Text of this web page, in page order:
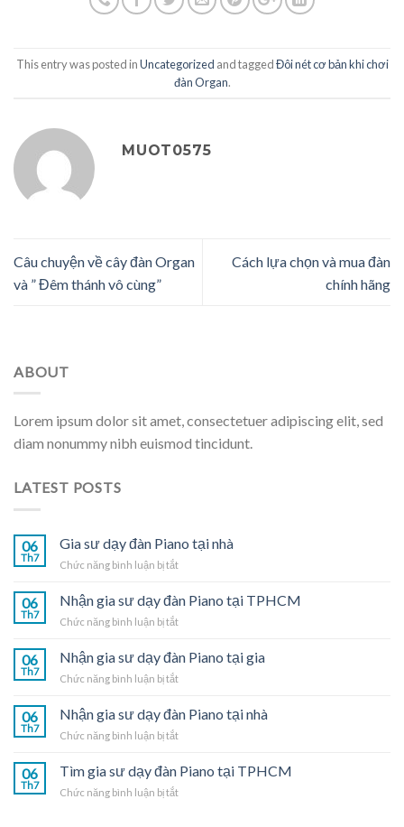
This entry was posted inUncategorized and taggedĐôi nét cơ bản khi chơi
đàn Organ.
MUOT0575
Câu chuyện về cây đàn Organ
và ” Đêm thánh vô cùng”
Cách lựa chọn và mua đàn
chính hãng
ABOUT
Lorem ipsum dolor sit amet, consectetuer adipiscing elit, sed
diam nonummy nibh euismod tincidunt.
LATEST POSTS
06
Th7
Gia sư dạy đàn Piano tại nhà
Chức năng bình luận bị tắtở
dạy
đàn
tại
06
Th7
Nhận gia sư dạy đàn Piano tại TPHCM
Chức năng bình luận bị tắtở
gia
sư
dạy
Piano
TPHCM
06
Th7
Nhận gia sư dạy đàn Piano tại gia
Chức năng bình luận bị tắtở
gia
sư
dạy
Piano
gia
06
Th7
Nhận gia sư dạy đàn Piano tại nhà
Chức năng bình luận bị tắtở
gia
sư
dạy
06
Th7
Tìm gia sư dạy đàn Piano tại TPHCM
Chức năng bình luận bị tắtở